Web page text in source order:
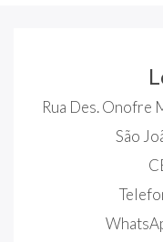
Rua Des. Onofre
São